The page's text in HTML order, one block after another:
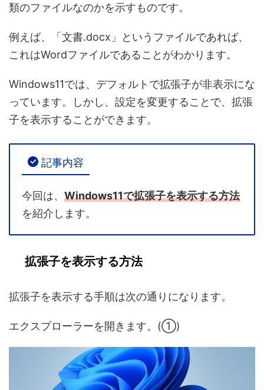
類のファイルなのかを示すものです。
例えば、「文書.docx」というファイルであれば、
これはWordファイルであることがわかります。
Windows11では、デフォルトで拡張子が非表示にな
っています。しかし、設定を変更することで、拡張
子を表示することができます。
記事内容
今回は、 Windows11で拡張子を表示する方法
を紹介します。
拡張子を表示する方法
拡張子を表示する手順は次の通りになります。
エクスプローラーを開きます。(①)